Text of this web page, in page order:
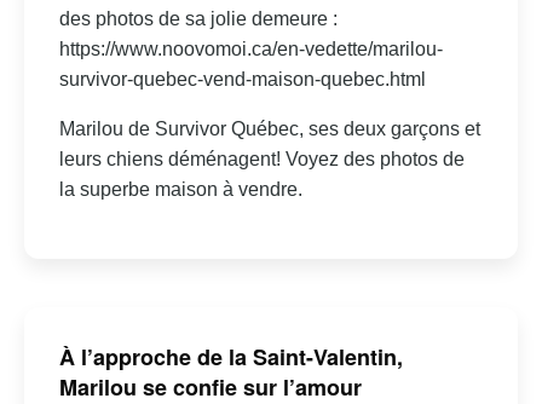
des photos de sa jolie demeure :
https://www.noovomoi.ca/en-vedette/marilou-
survivor-quebec-vend-maison-quebec.html
Marilou de Survivor Québec, ses deux garçons et
leurs chiens déménagent! Voyez des photos de
la superbe maison à vendre.
À l’approche de la Saint-Valentin,
Marilou se confie sur l’amour